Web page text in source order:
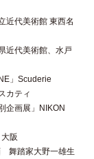
近代美術館 東西名
近代美術館、水戸
」Scuderie
カティ
企画展」NIKON
阪
舞踏家大野一雄生